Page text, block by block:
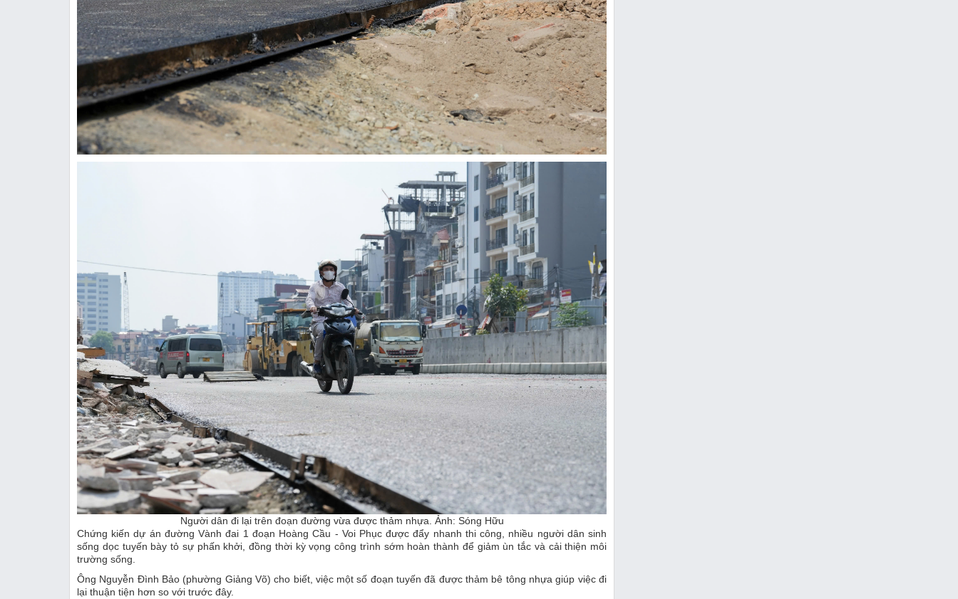
Người dân đi lại trên đoạn đường vừa được thảm nhựa. Ảnh: Sóng Hữu
Chứng kiến dự án đường Vành đai 1 đoạn Hoàng Cầu - Voi Phục được đẩy nhanh thi công, nhiều người dân sinh
sống dọc tuyến bày tỏ sự phấn khởi, đồng thời kỳ vọng công trình sớm hoàn thành để giảm ùn tắc và cải thiện môi
trường sống.
Ông Nguyễn Đình Bảo (phường Giảng Võ) cho biết, việc một số đoạn tuyến đã được thảm bê tông nhựa giúp việc đi
lại thuận tiện hơn so với trước đây.